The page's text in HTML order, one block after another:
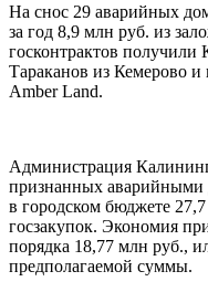
На снос 29 аварийных
за год 8,9 млн руб. из
госконтрактов
Тараканов из Кемерово
Amber Land.
Администрация
признанных
в городском бюджете
госзакупок. Экономия
порядка 18,77 млн руб.,
предполагаемой суммы.